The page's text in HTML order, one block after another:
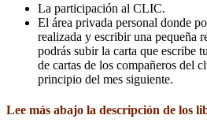
La participación al CLIC.
El área privada personal donde
realizada y escribir una pequeña
podrás subir la carta que escribe
de cartas de los compañeros del
principio del mes siguiente.
Lee más abajo la descripción de los